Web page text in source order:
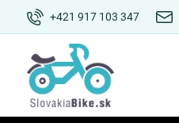
+421 917 103 347